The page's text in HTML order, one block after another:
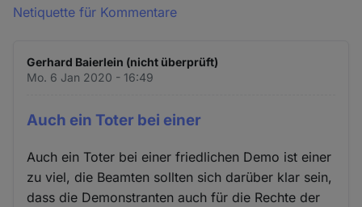
Netiquette für Kommentare
Gerhard Baierlein (nicht überprüft)
Mo. 6 Jan 2020 - 16:49
Auch ein Toter bei einer
Auch ein Toter bei einer friedlichen Demo ist einer
zu viel, die Beamten sollten sich darüber klar sein,
dass die Demonstranten auch für die Rechte der